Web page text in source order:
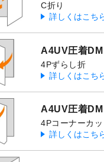
C折り
詳しくはこち
A4UV圧着DM
4Pずらし折
詳しくはこち
A4UV圧着DM
4Pコーナーカッ
詳しくはこち